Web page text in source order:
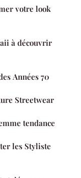
votre look
à découvrir
Années 70
Streetwear
tendance
les Styliste